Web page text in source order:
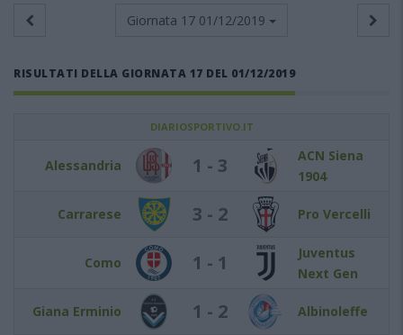
Giornata 17 01/12/2019
RISULTATI DELLA GIORNATA 17 DEL 01/12/2019
DIARIOSPORTIVO.IT
Alessandria 1 - 3
ACN Siena
1904
Carrarese 3 - 2 Pro Vercelli
Como 1 - 1
Juventus
Next Gen
Giana Erminio 1 - 2 Albinoleffe